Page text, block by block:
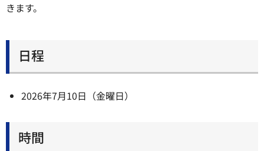
きます。
日程
2026年7月10日（金曜日）
時間